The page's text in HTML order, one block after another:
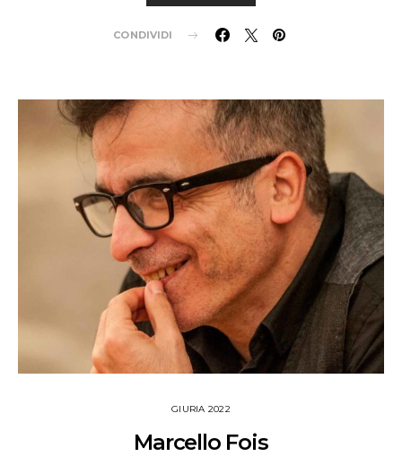
CONDIVIDI
GIURIA 2022
Marcello Fois